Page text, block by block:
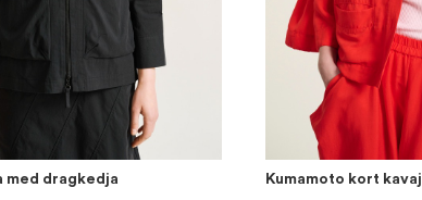
med dragkedja
Kumamoto kort kavaj